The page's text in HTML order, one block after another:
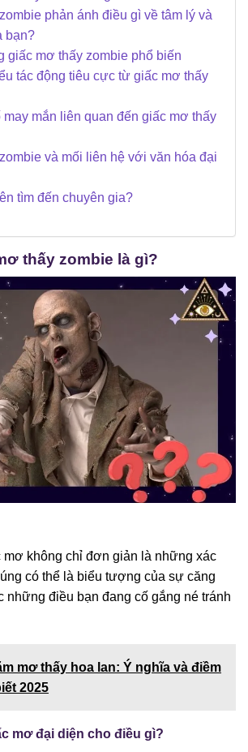
phản ánh điều gì về tâm lý và
bạn?
giấc mơ thấy zombie phổ biến
tác động tiêu cực từ giấc mơ thấy
may mắn liên quan đến giấc mơ thấy
và mối liên hệ với văn hóa đại
tìm đến chuyên gia?
thấy zombie là gì?
mơ không chỉ đơn giản là những xác
có thể là biểu tượng của sự căng
những điều bạn đang cố gắng né tránh
mơ thấy hoa lan: Ý nghĩa và điềm
2025
mơ đại diện cho điều gì?